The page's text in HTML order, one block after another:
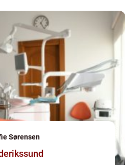
Sørensen